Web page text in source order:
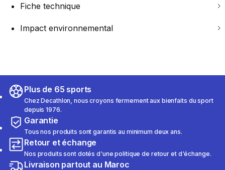
Fiche technique
Impact environnemental
Plus de 65 sports
Chez Decathlon, nous croyons fermement aux bienfaits du sport
depuis 1976.
Garantie
Tous nos produits sont garantis au minimum deux ans.
Retour et échange
Nos produits sont dotés d'une politique de retour et d'échange.
Livraison partout au Maroc